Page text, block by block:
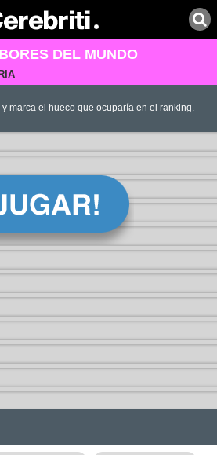
DEL MUNDO
marca el hueco que ocuparía en el ranking.